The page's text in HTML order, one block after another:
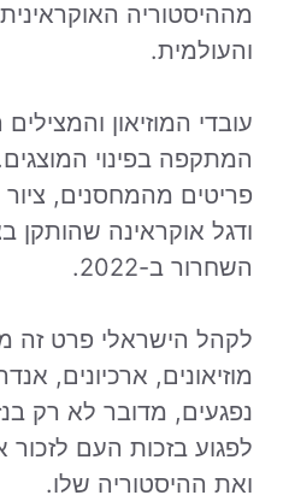
מההיסטוריה
והעולמית.
עובדי המוזיאון
המתקפה בפינוי
פריטים מהמחסנים,
ודגל אוקראינה שהותקן
השחרור ב-2022.
לקהל הישראלי פרט זה
מוזיאונים, ארכיונים,
נפגעים, מדובר לא רק
לפגוע בזכות העם
ואת ההיסטוריה שלו.